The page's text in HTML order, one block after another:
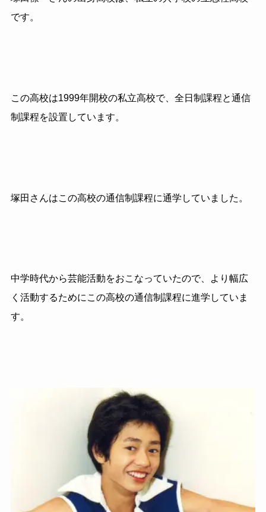
です。
この高校は1999年開校の私立高校で、全日制課程と通信
制課程を設置しています。
塚田さんはこの高校の通信制課程に通学していました。
中学時代から芸能活動をおこなっていたので、より幅広
く活動するためにこの高校の通信制課程に進学していま
す。